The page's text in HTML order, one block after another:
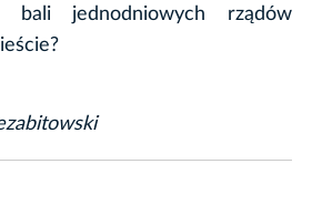
bali jednodniowych rządów